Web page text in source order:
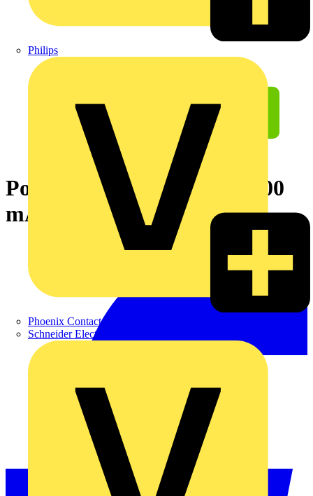
Philips
Phoenix Contact
Schneider Electric
Powerbank,12 … 24 V,20100
mAh